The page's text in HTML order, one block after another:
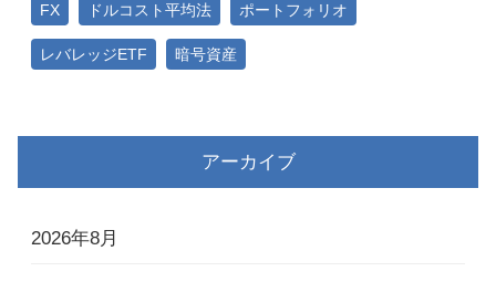
FX ドルコスト平均法 ポートフォリオ
レバレッジETF 暗号資産
アーカイブ
2026年8月